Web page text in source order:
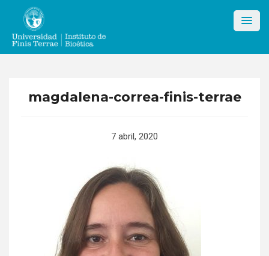
content
magdalena-correa-finis-terrae
7 abril, 2020